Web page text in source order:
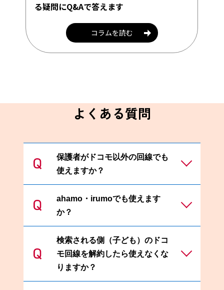
る疑問にQ&Aで答えます
コラムを読む
よくある質問
保護者がドコモ以外の回線でも
使えますか？
ジーピーエスの子ども見守りサービ
スのイマドコサーチは保護者の方が
ドコモ以外の回線をお使いでもご利
用になれます。お子さまのドコモ回
線に紐づいたdアカウントでイマド
コサーチをお申込みください。
お申込み後のご利用方法はこちら
ahamo・irumoでも使えます
か？
お子さま、保護者の方ともにご利用
になれます。
保護者の方がメールで検索結果を受
け取る場合はドコモメールのご契約
検索される側（子ども）のドコ
モ回線を解約したら使えなくな
りますか？